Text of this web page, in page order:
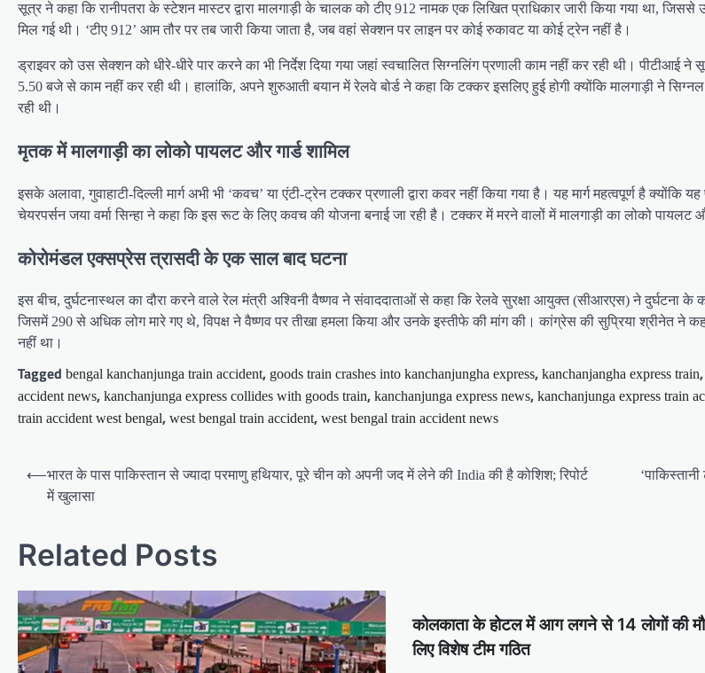
सूत्र ने कहा कि रानीपतरा के स्टेशन मास्टर द्वारा मालगाड़ी के चालक को टीए 912 नामक एक लिखित प्राधिकार जारी किया गया था,
मिल गई थी। ‘टीए 912’ आम तौर पर तब जारी किया जाता है, जब वहां सेक्शन पर लाइन पर कोई रुकावट या कोई ट्रेन नहीं है।
ड्राइवर को उस सेक्शन को धीरे-धीरे पार करने का भी निर्देश दिया गया जहां स्वचालित सिग्नलिंग प्रणाली काम नहीं कर रही थी। पीटीआई
5.50 बजे से काम नहीं कर रही थी। हालांकि, अपने शुरुआती बयान में रेलवे बोर्ड ने कहा कि टक्कर इसलिए हुई होगी क्योंकि मालगाड़ी ने
रही थी।
मृतक में मालगाड़ी का लोको पायलट और गार्ड शामिल
इसके अलावा, गुवाहाटी-दिल्ली मार्ग अभी भी ‘कवच’ या एंटी-ट्रेन टक्कर प्रणाली द्वारा कवर नहीं किया गया है। यह मार्ग महत्वपूर्ण है
चेयरपर्सन जया वर्मा सिन्हा ने कहा कि इस रूट के लिए कवच की योजना बनाई जा रही है। टक्कर में मरने वालों में मालगाड़ी का लोको पायलट
कोरोमंडल एक्सप्रेस त्रासदी के एक साल बाद घटना
इस बीच, दुर्घटनास्थल का दौरा करने वाले रेल मंत्री अश्विनी वैष्णव ने संवाददाताओं से कहा कि रेलवे सुरक्षा आयुक्त (सीआरएस) ने
जिसमें 290 से अधिक लोग मारे गए थे, विपक्ष ने वैष्णव पर तीखा हमला किया और उनके इस्तीफे की मांग की। कांग्रेस की सुप्रिया श्रीनेत ने
नहीं था।
Tagged bengal kanchanjunga train accident, goods train crashes into kanchanjungha express, kanchanjangha express train,
accident news, kanchanjunga express collides with goods train, kanchanjunga express news, kanchanjunga express train
train accident west bengal, west bengal train accident, west bengal train accident news
Post
navigation
⟵भारत के पास पाकिस्तान से ज्यादा परमाणु हथियार, पूरे चीन को अपनी जद में लेने की India की है कोशिश; रिपोर्ट
में खुलासा
Related Posts
कोलकाता के होटल में आग लगने से 14 लोगों की
लिए विशेष टीम गठित